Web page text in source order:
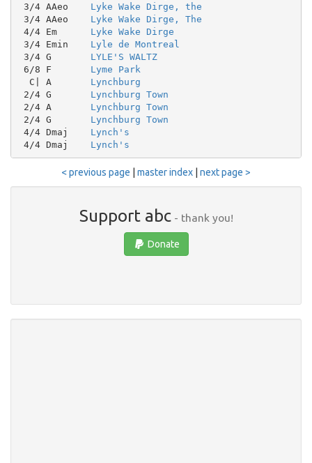
3/4 AAeo Lyke Wake Dirge, the
3/4 AAeo Lyke Wake Dirge, The
4/4 Em Lyke Wake Dirge
3/4 Emin Lyle de Montreal
3/4 G LYLE'S WALTZ
6/8 F Lyme Park
  C| A
Lynchburg
2/4 G Lynchburg Town
2/4 A Lynchburg Town
2/4 G Lynchburg Town
4/4 Dmaj Lynch's
4/4 Dmaj Lynch's
< previous page master index next page >
Support abc- thank you!
Donate